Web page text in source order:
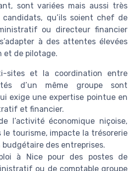
sont variées mais aussi très
candidats, qu’ils soient chef de
ou directeur financier
à des attentes élevées
et de pilotage.
sites et la coordination entre
d’un même groupe sont
exige une expertise pointue en
et financier.
l’activité économique niçoise,
tourisme, impacte la trésorerie
des entreprises.
à Nice pour des postes de
ou de comptable groupe